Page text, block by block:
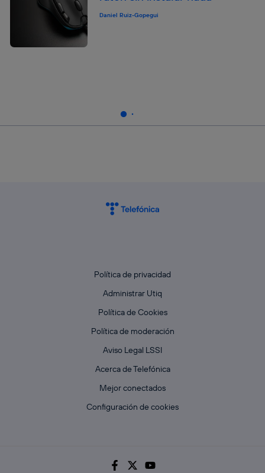
Daniel Ruiz-Gopegui
Política de privacidad
Administrar Utiq
Política de Cookies
Política de moderación
Aviso Legal LSSI
Acerca de Telefónica
Mejor conectados
Configuración de cookies